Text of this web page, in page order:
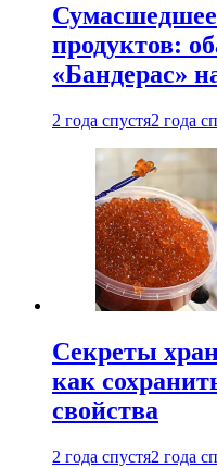
Сумасшедшее
продуктов:
«Бандерас»
2 года спустя2 года
Секреты
как
свойства
2 года спустя2 года